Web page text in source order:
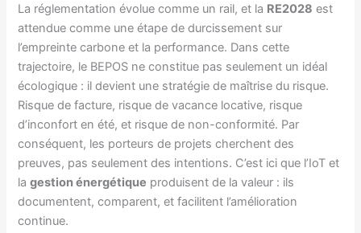
La réglementation évolue comme un rail, et la RE2028 est
attendue comme une étape de durcissement sur
l’empreinte carbone et la performance. Dans cette
trajectoire, le BEPOS ne constitue pas seulement un idéal
écologique : il devient une stratégie de maîtrise du risque.
Risque de facture, risque de vacance locative, risque
d’inconfort en été, et risque de non-conformité. Par
conséquent, les porteurs de projets cherchent des
preuves, pas seulement des intentions. C’est ici que l’IoT et
lagestion énergétique produisent de la valeur : ils
documentent, comparent, et facilitent l’amélioration
continue.